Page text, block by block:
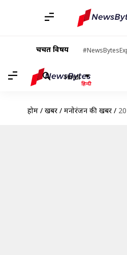
चर्चित विषय
Hindi
होम / खबरें / मनोरंजन की खबरें /